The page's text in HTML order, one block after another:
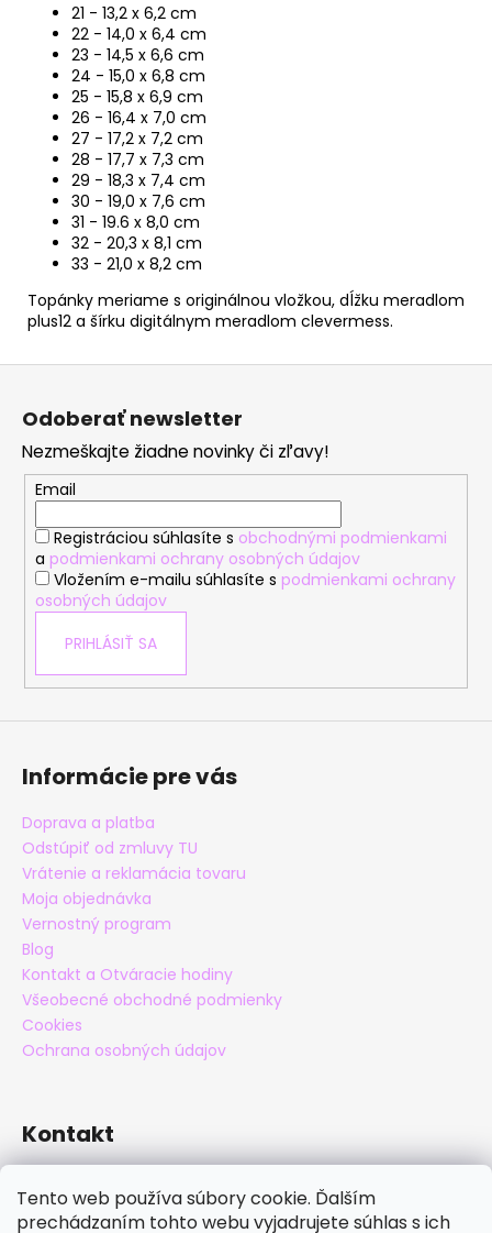
Tento web používa súbory cookie. Ďalším
prechádzaním tohto webu vyjadrujete súhlas s ich
21 - 13,2 x 6,2 cm
22 - 14,0 x 6,4 cm
23 - 14,5 x 6,6 cm
24 - 15,0 x 6,8 cm
25 - 15,8 x 6,9 cm
26 - 16,4 x 7,0 cm
27 - 17,2 x 7,2 cm
28 - 17,7 x 7,3 cm
29 - 18,3 x 7,4 cm
30 - 19,0 x 7,6 cm
31 - 19.6 x 8,0 cm
32 - 20,3 x 8,1 cm
33 - 21,0 x 8,2 cm
Topánky meriame s originálnou vložkou, dĺžku meradlom
plus12 a šírku digitálnym meradlom clevermess.
Z
Odoberať newsletter
Nezmeškajte žiadne novinky či zľavy!
Email
Registráciou súhlasíte s obchodnými podmienkami
a podmienkami ochrany osobných údajov
Vložením e-mailu súhlasíte s podmienkami ochrany
osobných údajov
PRIHLÁSIŤ SA
Informácie pre vás
Doprava a platba
Odstúpiť od zmluvy TU
Vrátenie a reklamácia tovaru
Moja objednávka
Vernostný program
Blog
Kontakt a Otváracie hodiny
Všeobecné obchodné podmienky
Cookies
Ochrana osobných údajov
Kontakt
+421 905 838 706